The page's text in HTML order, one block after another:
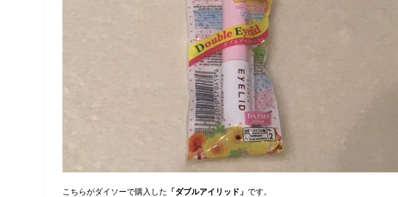
こちらがダイソーで購入した 「ダブルアイリッド」 です。